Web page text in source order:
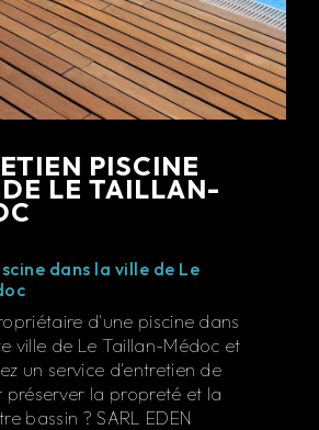
PISCINE
DE LE TAILLAN-
dans la ville de Le
d'une piscine dans
ville de Le Taillan-Médoc et
un service d'entretien de
préserver la propreté et la
bassin ? SARL EDEN